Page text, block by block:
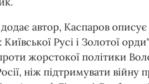
автор, Каспаров описує
Київської Русі і Золотої
жорстокої політики
ніж підтримувати війну